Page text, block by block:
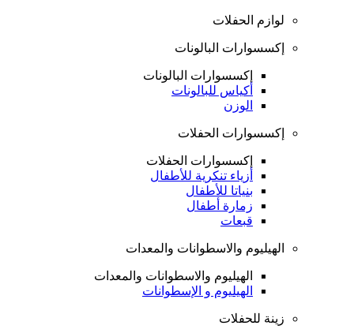
لوازم الحفلات
إكسسوارات البالونات
إكسسوارات البالونات
أكياس للبالونات
الوزن
إكسسوارات الحفلات
إكسسوارات الحفلات
أزياء تنكرية للأطفال
بنياتا للأطفال
زمارة أطفال
قبعات
الهيليوم والاسطوانات والمعدات
الهيليوم والاسطوانات والمعدات
الهيليوم و الإسطوانات
زينة للحفلات